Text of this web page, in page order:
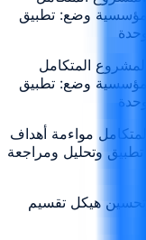
وضع: تطبيق
المتكامل
وضع: تطبيق
مواءمة أهداف
وتحليل ومراجعة
وتحسين هيكل تقسيم